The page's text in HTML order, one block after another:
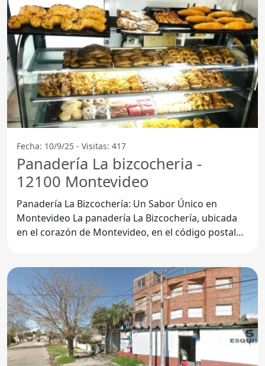
Fecha: 10/9/25 - Visitas: 417
Panadería La bizcocheria -
12100 Montevideo
Panadería La Bizcochería: Un Sabor Único en
Montevideo La panadería La Bizcochería, ubicada
en el corazón de Montevideo, en el código postal